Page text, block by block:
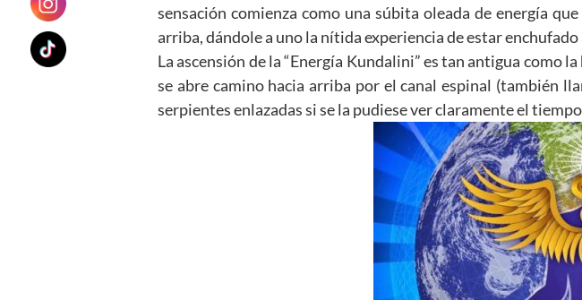
sensación comienza como una súbita oleada de energía
arriba, dándole a uno la nítida experiencia de estar
La ascensión de la “Energía Kundalini” es tan antigua como
se abre camino hacia arriba por el canal espinal (también
serpientes enlazadas si se la pudiese ver claramente el tiempo